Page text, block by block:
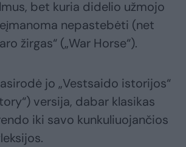
bet kuria didelio užmojo
nepastebėti (net
žirgas“ („War Horse“).
jo „Vestsaido istorijos“
versija, dabar klasikas
iki savo kunkuliuojančios